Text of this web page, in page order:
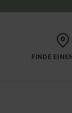
FINDE